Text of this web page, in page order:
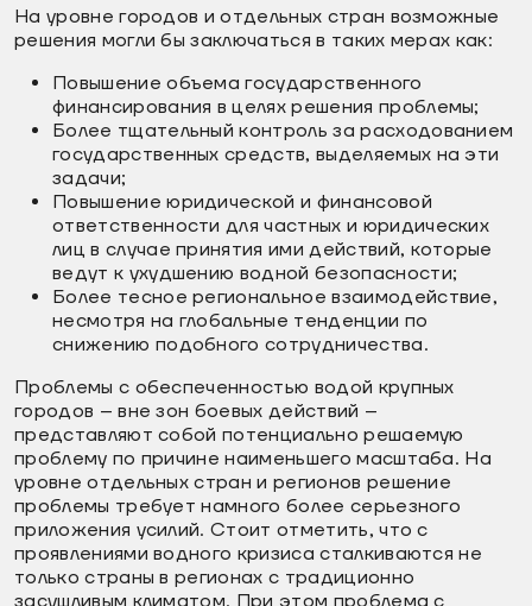
На уровне городов и отдельных стран возможные
решения могли бы заключаться в таких мерах как:
Повышение объема государственного
финансирования в целях решения проблемы;
Более тщательный контроль за расходованием
государственных средств, выделяемых на эти
задачи;
Повышение юридической и финансовой
ответственности для частных и юридических
лиц в случае принятия ими действий, которые
ведут к ухудшению водной безопасности;
Более тесное региональное взаимодействие,
несмотря на глобальные тенденции по
снижению подобного сотрудничества.
Проблемы с обеспеченностью водой крупных
городов – вне зон боевых действий –
представляют собой потенциально решаемую
проблему по причине наименьшего масштаба. На
уровне отдельных стран и регионов решение
проблемы требует намного более серьезного
приложения усилий. Стоит отметить, что с
проявлениями водного кризиса сталкиваются не
только страны в регионах с традиционно
засушливым климатом. При этом проблема с